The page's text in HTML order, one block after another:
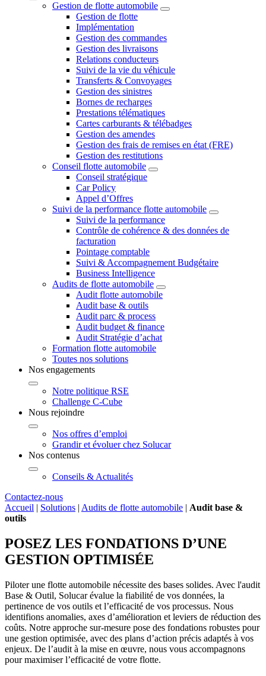
Gestion de flotte automobile
Gestion de flotte
Implémentation
Gestion des commandes
Gestion des livraisons
Relations conducteurs
Suivi de la vie du véhicule
Transferts & Convoyages
Gestion des sinistres
Bornes de recharges
Prestations télématiques
Cartes carburants & télébadges
Gestion des amendes
Gestion des frais de remises en état (FRE)
Gestion des restitutions
Conseil flotte automobile
Conseil stratégique
Car Policy
Appel d’Offres
Suivi de la performance flotte automobile
Suivi de la performance
Contrôle de cohérence & des données de
facturation
Pointage comptable
Suivi & Accompagnement Budgétaire
Business Intelligence
Audits de flotte automobile
Audit flotte automobile
Audit base & outils
Audit parc & process
Audit budget & finance
Audit Stratégie d’achat
Formation flotte automobile
Toutes nos solutions
Nos engagements
Notre politique RSE
Challenge C-Cube
Nous rejoindre
Nos offres d’emploi
Grandir et évoluer chez Solucar
Nos contenus
Conseils & Actualités
Contactez-nous
Accueil | Solutions | Audits de flotte automobile | Audit base &
outils
POSEZ LES FONDATIONS D’UNE
GESTION OPTIMISÉE
Piloter une flotte automobile nécessite des bases solides. Avec l'audit
Base & Outil, Solucar évalue la fiabilité de vos données, la
pertinence de vos outils et l’efficacité de vos processus. Nous
identifions anomalies, axes d’amélioration et leviers de réduction des
coûts. Notre approche sur-mesure pose des fondations robustes pour
une gestion optimisée, avec des plans d’action précis adaptés à vos
enjeux. De l’audit à la mise en œuvre, nous vous accompagnons
pour maximiser l’efficacité de votre flotte.